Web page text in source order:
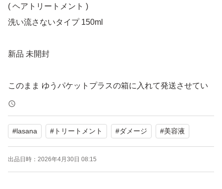
( ヘアトリートメント )
洗い流さないタイプ 150ml
新品 未開封
このまま ゆうパケットプラスの箱に入れて発送させてい
ただきます
#lasana # トリートメント #ダメージ #美容液
出品日時： 2026年4月30日 08:15